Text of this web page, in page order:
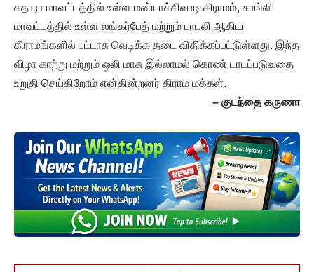
சதாரா மாவட்டத்தில் உள்ள மன்யாச்சிவாடி கிராமம், சாங்லி
மாவட்டத்தில் உள்ள லங்கர்பேத் மற்றும் பாடலி ஆகிய
கிராமங்களில் பட்டாசு வெடிக்க தடை விதிக்கப்பட்டுள்ளது. இந்த
விழா காற்று மற்றும் ஒலி மாசு இல்லாமல் கொண் டாடப்படுவதை
உறுதி செய்கிறோம் என்கின்றனர் கிராம மக்கள்.
– குடந்தை கருணா